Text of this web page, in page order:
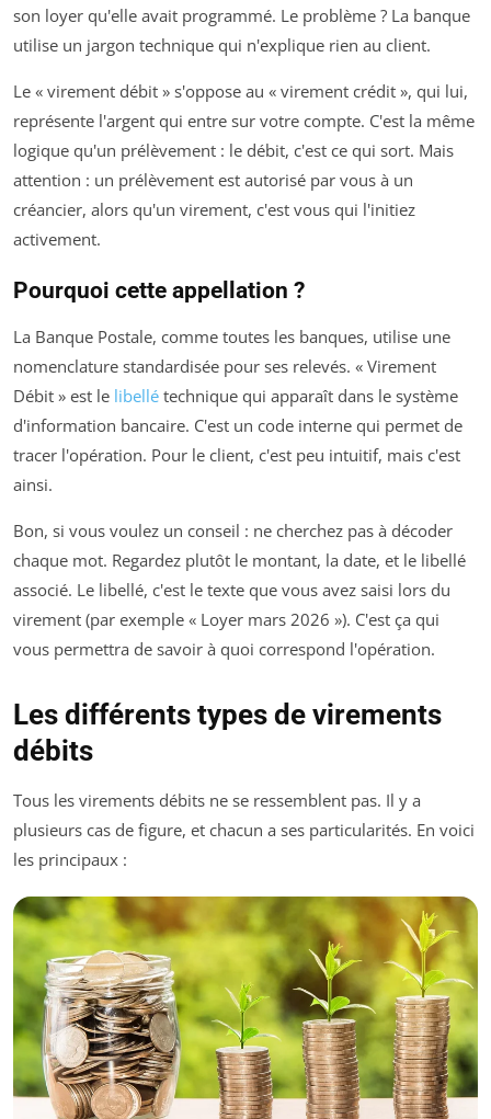
son loyer qu'elle avait programmé. Le problème ? La banque
utilise un jargon technique qui n'explique rien au client.
Le « virement débit » s'oppose au « virement crédit », qui lui,
représente l'argent qui entre sur votre compte. C'est la même
logique qu'un prélèvement : le débit, c'est ce qui sort. Mais
attention : un prélèvement est autorisé par vous à un
créancier, alors qu'un virement, c'est vous qui l'initiez
activement.
Pourquoi cette appellation ?
La Banque Postale, comme toutes les banques, utilise une
nomenclature standardisée pour ses relevés. « Virement
Débit » est le libellé technique qui apparaît dans le système
d'information bancaire. C'est un code interne qui permet de
tracer l'opération. Pour le client, c'est peu intuitif, mais c'est
ainsi.
Bon, si vous voulez un conseil : ne cherchez pas à décoder
chaque mot. Regardez plutôt le montant, la date, et le libellé
associé. Le libellé, c'est le texte que vous avez saisi lors du
virement (par exemple « Loyer mars 2026 »). C'est ça qui
vous permettra de savoir à quoi correspond l'opération.
Les différents types de virements
débits
Tous les virements débits ne se ressemblent pas. Il y a
plusieurs cas de figure, et chacun a ses particularités. En voici
les principaux :